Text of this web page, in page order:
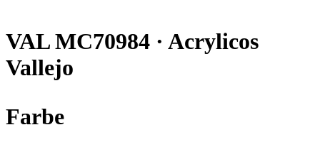
VAL MC70984 · Acrylicos
Vallejo
Farbe